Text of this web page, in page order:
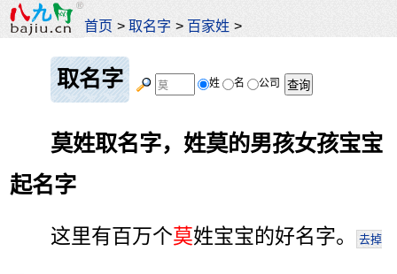
首页 >取名字 > 百家姓 >
取名字 姓 名 公司
莫姓取名字，姓莫的男孩女孩宝宝
起名字
这里有百万个莫姓宝宝的好名字。 去掉